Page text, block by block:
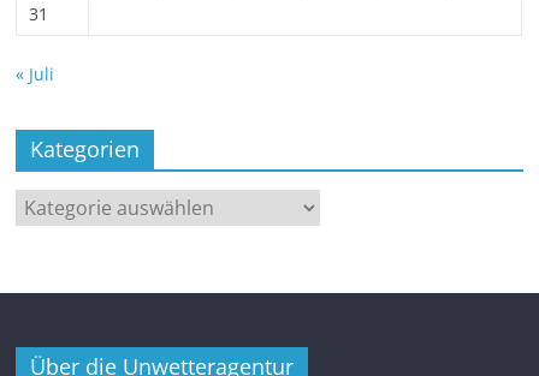
31
« Juli
Kategorien
Kategorien
Über die Unwetteragentur